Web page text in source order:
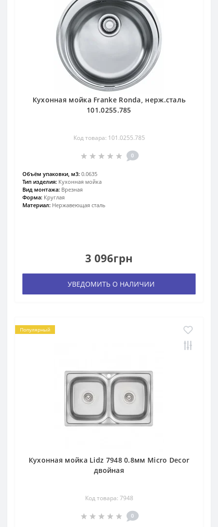
Кухонная мойка Franke Ronda, нерж.сталь
101.0255.785
Код товара: 101.0255.785
0
Объём упаковки, м3: 0.0635
Тип изделия: Кухонная мойка
Вид монтажа: Врезная
Форма: Круглая
Материал: Нержавеющая сталь
3 096грн
УВЕДОМИТЬ О НАЛИЧИИ
Популярный
Кухонная мойка Lidz 7948 0.8мм Micro Decor
двойная
Код товара: 7948
0